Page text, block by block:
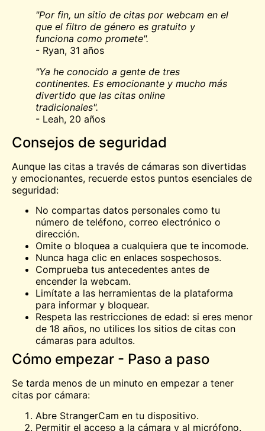
"Por fin, un sitio de citas por webcam en el
que el filtro de género es gratuito y
funciona como promete".
- Ryan, 31 años
"Ya he conocido a gente de tres
continentes. Es emocionante y mucho más
divertido que las citas online
tradicionales".
- Leah, 20 años
Consejos de seguridad
Aunque las citas a través de cámaras son divertidas
y emocionantes, recuerde estos puntos esenciales de
seguridad:
No compartas datos personales como tu
número de teléfono, correo electrónico o
dirección.
Omite o bloquea a cualquiera que te incomode.
Nunca haga clic en enlaces sospechosos.
Comprueba tus antecedentes antes de
encender la webcam.
Limítate a las herramientas de la plataforma
para informar y bloquear.
Respeta las restricciones de edad: si eres menor
de 18 años, no utilices los sitios de citas con
cámaras para adultos.
Cómo empezar - Paso a paso
Se tarda menos de un minuto en empezar a tener
citas por cámara:
Abre StrangerCam en tu dispositivo.
Permitir el acceso a la cámara y al micrófono.